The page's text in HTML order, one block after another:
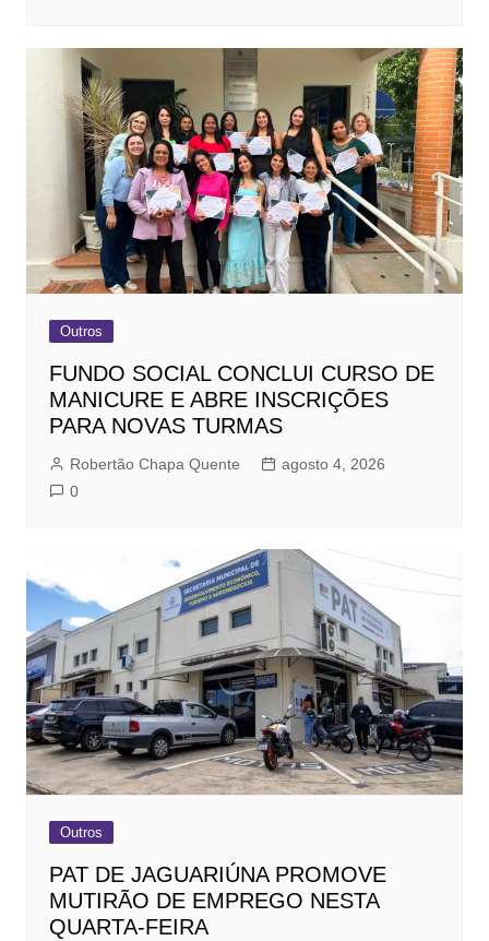
Outros
FUNDO SOCIAL CONCLUI CURSO DE
MANICURE E ABRE INSCRIÇÕES
PARA NOVAS TURMAS
Robertão Chapa Quente
agosto 4, 2026
0
Outros
PAT DE JAGUARIÚNA PROMOVE
MUTIRÃO DE EMPREGO NESTA
QUARTA-FEIRA